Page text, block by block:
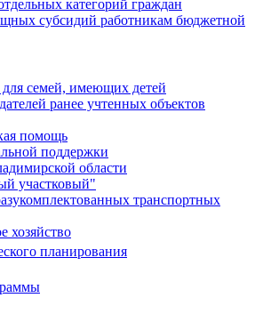
категорий граждан
субсидий работникам бюджетной
для семей, имеющих детей
ранее учтенных объектов
помощь
поддержки
области
участковый"
транспортных
хозяйство
планирования